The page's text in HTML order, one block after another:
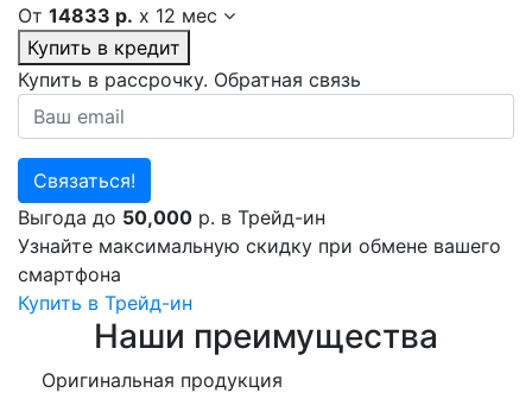
От 14833 р. x 12 мес
Купить в кредит
Купить в рассрочку. Обратная связь
Связаться!
Выгода до 50,000 р. в Трейд-ин
Узнайте максимальную скидку при обмене вашего
смартфона
Купить в Трейд-ин
Наши преимущества
Оригинальная продукция